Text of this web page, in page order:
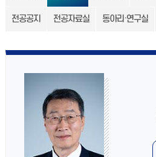
전공공지 전공자료실 동아리·연구실